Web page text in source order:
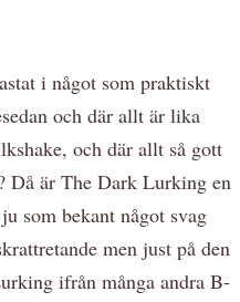
i något som praktiskt
och där allt är lika
och där allt så gott
Då är The Dark Lurking en
som bekant något svag
men just på den
ifrån många andra B-